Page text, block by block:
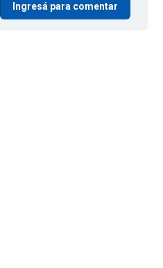
Ingresá para comentar